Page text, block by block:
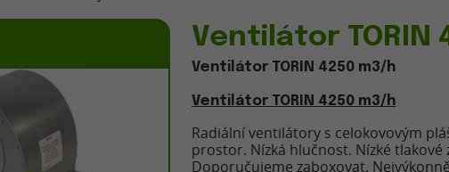
Ventilátor TORIN
Ventilátor TORIN 4250 m3/h
Ventilátor TORIN 4250 m3/h
Radiální ventilátory s celokovovým
prostor. Nízká hlučnost. Nízké
Doporučujeme zaboxovat.